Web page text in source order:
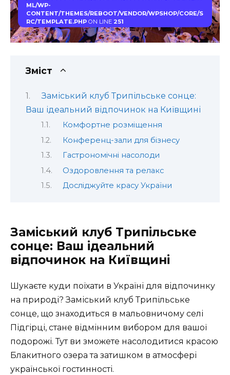
ML/WP-
CONTENT/THEMES/REBOOT/VENDOR/WPSHOP/CORE/S
RC/TEMPLATE.PHPON LINE 251
Зміст
Заміський клуб Трипільське сонце:
Ваш ідеальний відпочинок на Київщині
Комфортне розміщення
Конференц-зали для бізнесу
Гастрономічні насолоди
Оздоровлення та релакс
Досліджуйте красу України
Заміський клуб Трипільське
сонце: Ваш ідеальний
відпочинок на Київщині
Шукаєте куди поїхати в Україні для відпочинку
на природі? Заміський клуб Трипільське
сонце, що знаходиться в мальовничому селі
Підгірці, стане відмінним вибором для вашої
подорожі. Тут ви зможете насолодитися красою
Блакитного озера та затишком в атмосфері
української гостинності.